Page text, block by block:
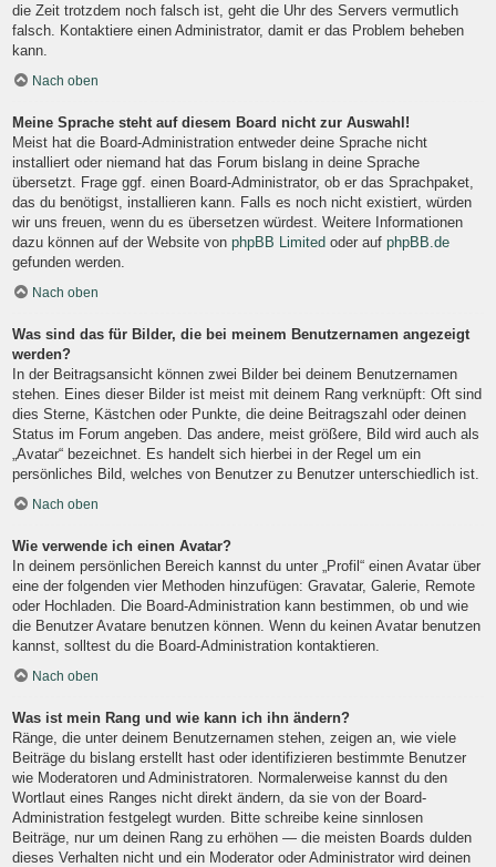
die Zeit trotzdem noch falsch ist, geht die Uhr des Servers vermutlich
falsch. Kontaktiere einen Administrator, damit er das Problem beheben
kann.
Nach oben
Meine Sprache steht auf diesem Board nicht zur Auswahl!
Meist hat die Board-Administration entweder deine Sprache nicht
installiert oder niemand hat das Forum bislang in deine Sprache
übersetzt. Frage ggf. einen Board-Administrator, ob er das Sprachpaket,
das du benötigst, installieren kann. Falls es noch nicht existiert, würden
wir uns freuen, wenn du es übersetzen würdest. Weitere Informationen
dazu können auf der Website von phpBB Limited oder auf phpBB.de
gefunden werden.
Nach oben
Was sind das für Bilder, die bei meinem Benutzernamen angezeigt
werden?
In der Beitragsansicht können zwei Bilder bei deinem Benutzernamen
stehen. Eines dieser Bilder ist meist mit deinem Rang verknüpft: Oft sind
dies Sterne, Kästchen oder Punkte, die deine Beitragszahl oder deinen
Status im Forum angeben. Das andere, meist größere, Bild wird auch als
„Avatar“ bezeichnet. Es handelt sich hierbei in der Regel um ein
persönliches Bild, welches von Benutzer zu Benutzer unterschiedlich ist.
Nach oben
Wie verwende ich einen Avatar?
In deinem persönlichen Bereich kannst du unter „Profil“ einen Avatar über
eine der folgenden vier Methoden hinzufügen: Gravatar, Galerie, Remote
oder Hochladen. Die Board-Administration kann bestimmen, ob und wie
die Benutzer Avatare benutzen können. Wenn du keinen Avatar benutzen
kannst, solltest du die Board-Administration kontaktieren.
Nach oben
Was ist mein Rang und wie kann ich ihn ändern?
Ränge, die unter deinem Benutzernamen stehen, zeigen an, wie viele
Beiträge du bislang erstellt hast oder identifizieren bestimmte Benutzer
wie Moderatoren und Administratoren. Normalerweise kannst du den
Wortlaut eines Ranges nicht direkt ändern, da sie von der Board-
Administration festgelegt wurden. Bitte schreibe keine sinnlosen
Beiträge, nur um deinen Rang zu erhöhen — die meisten Boards dulden
dieses Verhalten nicht und ein Moderator oder Administrator wird deinen